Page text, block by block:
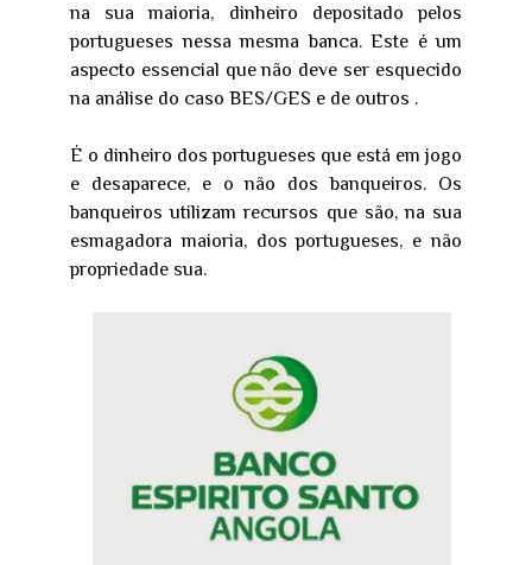
na sua maioria, dinheiro depositado pelos
portugueses nessa mesma banca. Este é um
aspecto essencial que não deve ser esquecido
na análise do caso BES/GES e de outros .
É o dinheiro dos portugueses que está em jogo
e desaparece, e o não dos banqueiros. Os
banqueiros utilizam recursos que são, na sua
esmagadora maioria, dos portugueses, e não
propriedade sua.